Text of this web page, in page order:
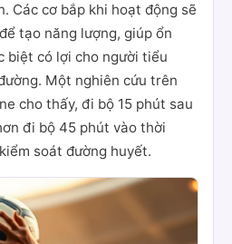
Các cơ bắp khi hoạt động sẽ
tạo năng lượng, giúp ổn
biệt có lợi cho người tiểu
Một nghiên cứu trên
cho thấy, đi bộ 15 phút sau
đi bộ 45 phút vào thời
soát đường huyết.